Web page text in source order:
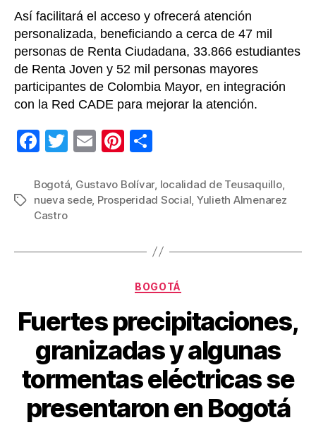
Así facilitará el acceso y ofrecerá atención
personalizada, beneficiando a cerca de 47 mil
personas de Renta Ciudadana, 33.866 estudiantes
de Renta Joven y 52 mil personas mayores
participantes de Colombia Mayor, en integración
con la Red CADE para mejorar la atención.
F
c
e
o
T
tt
er
E
ail
Pi
er
e
m
p
tir
Etiquetas
Bogotá, Gustavo Bolívar, localidad de Teusaquillo,
nueva sede, Prosperidad Social, Yulieth Almenarez
Castro
Categorías
BOGOTÁ
Fuertes precipitaciones,
granizadas y algunas
tormentas eléctricas se
presentaron en Bogotá